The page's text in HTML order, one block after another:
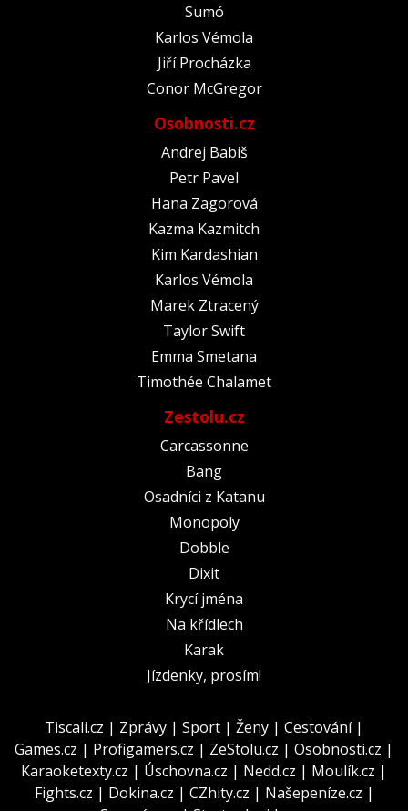
Sumó
Karlos Vémola
Jiří Procházka
Conor McGregor
Osobnosti.cz
Andrej Babiš
Petr Pavel
Hana Zagorová
Kazma Kazmitch
Kim Kardashian
Karlos Vémola
Marek Ztracený
Taylor Swift
Emma Smetana
Timothée Chalamet
Zestolu.cz
Carcassonne
Bang
Osadníci z Katanu
Monopoly
Dobble
Dixit
Krycí jména
Na křídlech
Karak
Jízdenky, prosím!
Tiscali.cz | Zprávy | Sport | Ženy | Cestování|
Games.cz | Profigamers.cz | ZeStolu.cz | Osobnosti.cz |
Karaoketexty.cz | Úschovna.cz | Nedd.cz | Moulík.cz |
Fights.cz | Dokina.cz | CZhity.cz | Našepeníze.cz |